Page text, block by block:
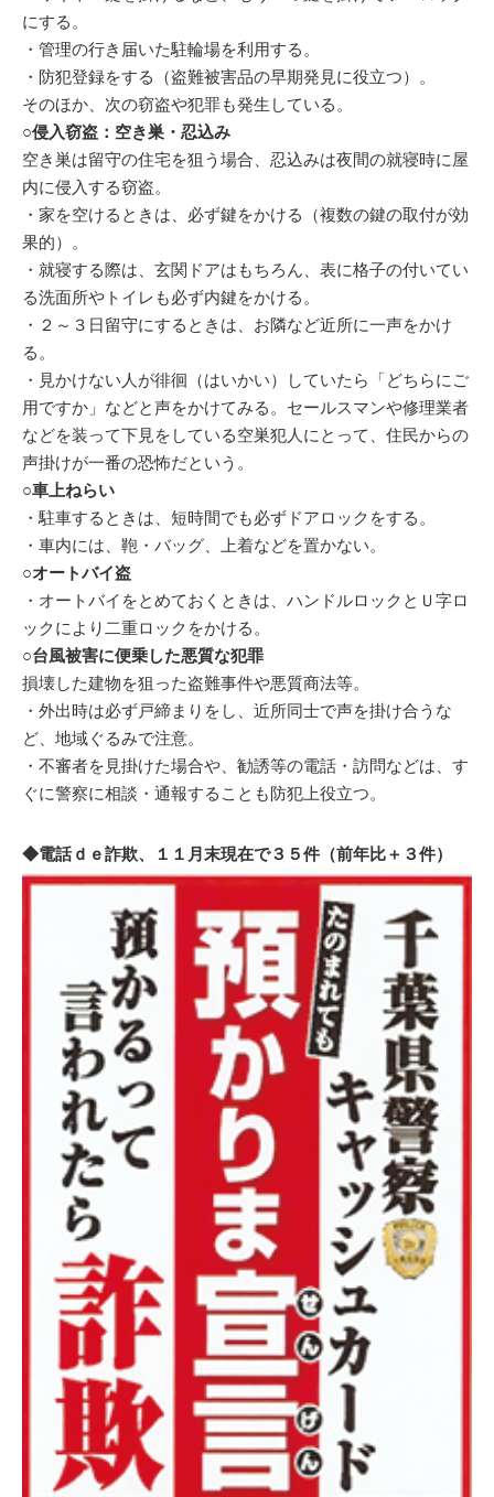
にする。
・管理の行き届いた駐輪場を利用する。
・防犯登録をする（盗難被害品の早期発見に役立つ）。
そのほか、次の窃盗や犯罪も発生している。
○侵入窃盗：空き巣・忍込み
空き巣は留守の住宅を狙う場合、忍込みは夜間の就寝時に屋
内に侵入する窃盗。
・家を空けるときは、必ず鍵をかける（複数の鍵の取付が効
果的）。
・就寝する際は、玄関ドアはもちろん、表に格子の付いてい
る洗面所やトイレも必ず内鍵をかける。
・２～３日留守にするときは、お隣など近所に一声をかけ
る。
・見かけない人が徘徊（はいかい）していたら「どちらにご
用ですか」などと声をかけてみる。セールスマンや修理業者
などを装って下見をしている空巣犯人にとって、住民からの
声掛けが一番の恐怖だという。
○車上ねらい
・駐車するときは、短時間でも必ずドアロックをする。
・車内には、鞄・バッグ、上着などを置かない。
○オートバイ盗
・オートバイをとめておくときは、ハンドルロックとＵ字ロ
ックにより二重ロックをかける。
○台風被害に便乗した悪質な犯罪
損壊した建物を狙った盗難事件や悪質商法等。
・外出時は必ず戸締まりをし、近所同士で声を掛け合うな
ど、地域ぐるみで注意。
・不審者を見掛けた場合や、勧誘等の電話・訪問などは、す
ぐに警察に相談・通報することも防犯上役立つ。
◆電話ｄｅ詐欺、１１月末現在で３５件（前年比＋３件）